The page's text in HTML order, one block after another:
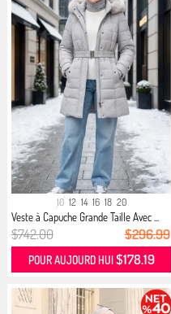
10 12 14 16 18 20
Veste à Capuche Grande Taille Avec ...
$742.00 $296.99
POUR AUJOURD HUI $178.19